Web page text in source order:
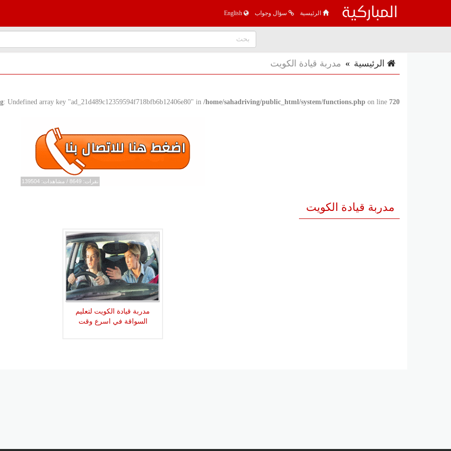
الرئيسية سؤال وجواب
الرئيسية » مدربة قيادة الكويت
: Undefined array key "ad_21d489c12359594f718bfb6b12406e80" in /home/sahadriving/public_html/system/functions.php on line 720
نقرات: 8649 / مشاهدات: 139504
مدربة قيادة الكويت
مدربة قيادة الكويت لتعليم
السواقة في اسرع وقت